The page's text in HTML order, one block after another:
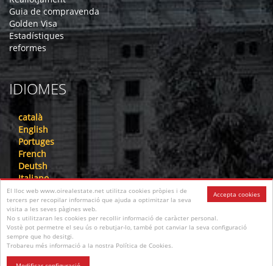
Accepta cookies
El lloc web www.oirealestate.net utilitza cookies pròpies i de
tercers per recopilar informació que ajuda a optimitzar la seva
visita a les seves pàgines web.
No s utilitzaran les cookies per recollir informació de caràcter personal.
Vostè pot permetre el seu ús o rebutjar-lo, també pot canviar la seva configuració
sempre que ho desitgi.
Trobareu més informació a la nostra Política de Cookies.
Guia de compravenda
Golden Visa
Estadístiques
reformes
IDIOMES
català
English
Portuges
French
Deutsh
Italiano
Nederlandse
русский
中文
عرب
فارسی
עִברִית